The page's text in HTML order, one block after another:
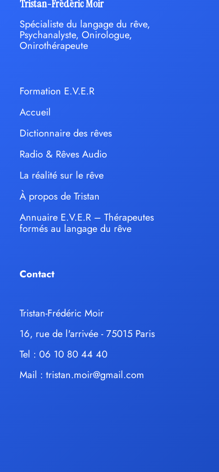
Tristan-Frédéric Moir
Spécialiste du langage du rêve,
Psychanalyste, Onirologue,
Onirothérapeute
Formation E.V.E.R
Accueil
Dictionnaire des rêves
Radio & Rêves Audio
La réalité sur le rêve
À propos de Tristan
Annuaire E.V.E.R – Thérapeutes
formés au langage du rêve
Contact
Tristan-Frédéric Moir
16, rue de l'arrivée - 75015 Paris
Tel : 06 10 80 44 40
Mail : tristan.moir@gmail.com